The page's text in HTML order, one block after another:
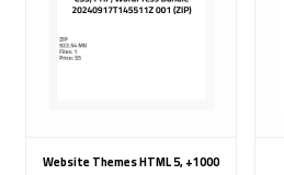
1000+ Website Themes HTML 5,